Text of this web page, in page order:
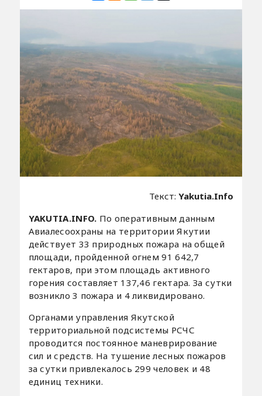
Текст:Yakutia.Info
YAKUTIA.INFO. По оперативным данным
Авиалесоохраны на территории Якутии
действует 33 природных пожара на общей
площади, пройденной огнем 91 642,7
гектаров, при этом площадь активного
горения составляет 137,46 гектара. За сутки
возникло 3 пожара и 4 ликвидировано.
Органами управления Якутской
территориальной подсистемы РСЧС
проводится постоянное маневрирование
сил и средств. На тушение лесных пожаров
за сутки привлекалось 299 человек и 48
единиц техники.